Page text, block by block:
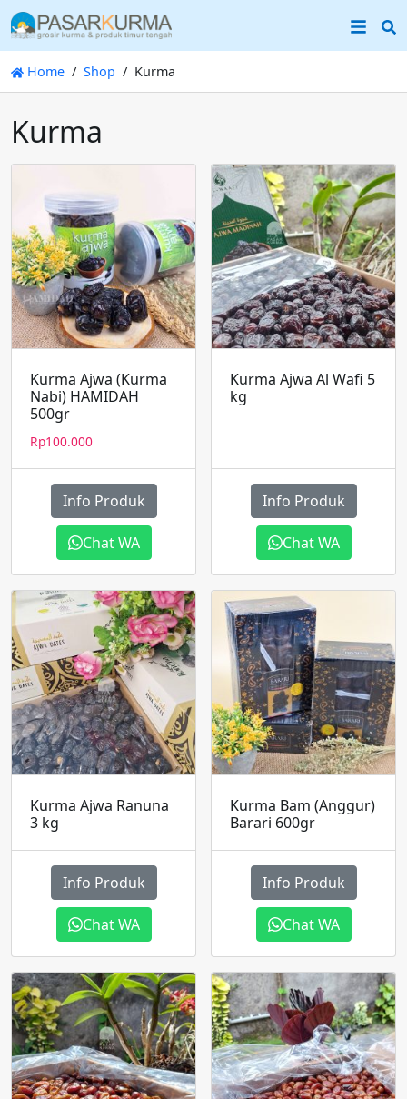
Home Shop Kurma
Kurma
Kurma Ajwa (Kurma
Nabi) HAMIDAH
500gr
Rp100.000
Info Produk
Chat WA
Kurma Ajwa Al Wafi 5
kg
Info Produk
Chat WA
Kurma Ajwa Ranuna
3 kg
Info Produk
Chat WA
Kurma Bam (Anggur)
Barari 600gr
Info Produk
Chat WA